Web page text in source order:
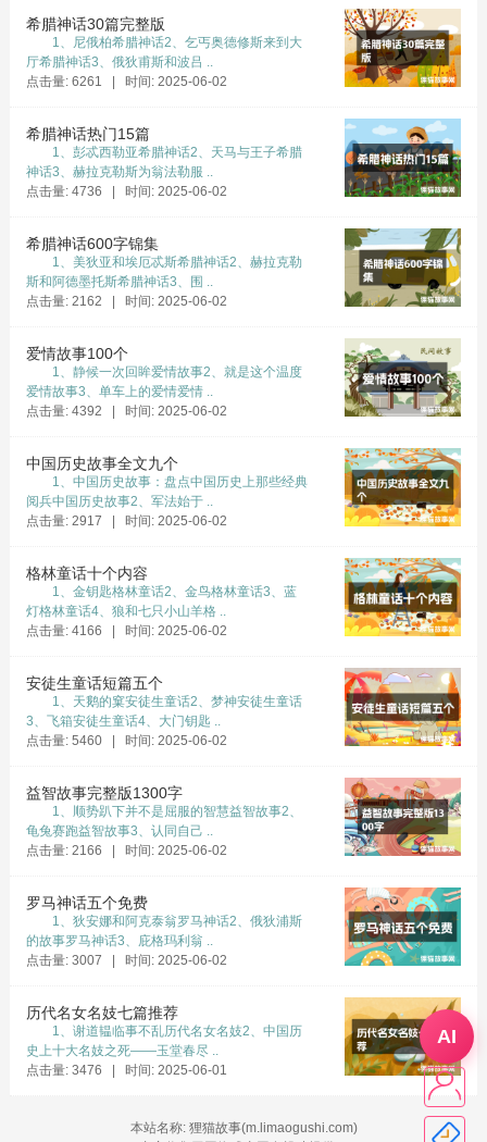
个松球做家吧，里面有许多的房间呢。”
小狐狸把松球放到大树底下，一百只蚂蚁高
高兴兴地住进了新家。现在，小狐狸的百宝箱里
儿也不担忧，因为它相信，明天出
门散步的时候，它一定又能捡到什么好东
西，要不了多久，百宝箱里又会满满的，又会在
阳光下闪闪发亮了。
希腊神话30篇完整版
1、尼俄柏希腊神话2、乞丐奥德修斯来到大
厅希腊神话3、俄狄甫斯和波吕 ..
点击量: 6261 | 时间: 2025-06-02
希腊神话热门15篇
1、彭忒西勒亚希腊神话2、天马与王子希腊
神话3、赫拉克勒斯为翁法勒服 ..
点击量: 4736 | 时间: 2025-06-02
希腊神话600字锦集
1、美狄亚和埃厄忒斯希腊神话2、赫拉克勒
斯和阿德墨托斯希腊神话3、围 ..
点击量: 2162 | 时间: 2025-06-02
爱情故事100个
1、静候一次回眸爱情故事2、就是这个温度
爱情故事3、单车上的爱情爱情 ..
点击量: 4392 | 时间: 2025-06-02
中国历史故事全文九个
1、中国历史故事：盘点中国历史上那些经典
阅兵中国历史故事2、军法始于 ..
点击量: 2917 | 时间: 2025-06-02
格林童话十个内容
1、金钥匙格林童话2、金鸟格林童话3、蓝
灯格林童话4、狼和七只小山羊格 ..
点击量: 4166 | 时间: 2025-06-02
安徒生童话短篇五个
1、天鹅的窠安徒生童话2、梦神安徒生童话
3、飞箱安徒生童话4、大门钥匙 ..
点击量: 5460 | 时间: 2025-06-02
益智故事完整版1300字
1、顺势趴下并不是屈服的智慧益智故事2、
龟兔赛跑益智故事3、认同自己 ..
点击量: 2166 | 时间: 2025-06-02
罗马神话五个免费
1、狄安娜和阿克泰翁罗马神话2、俄狄浦斯
的故事罗马神话3、庇格玛利翁 ..
点击量: 3007 | 时间: 2025-06-02
历代名女名妓七篇推荐
1、谢道韫临事不乱历代名女名妓2、中国历
史上十大名妓之死——玉堂春尽 ..
点击量: 3476 | 时间: 2025-06-01
AI
本站名称: 狸猫故事(m.limaogushi.com)